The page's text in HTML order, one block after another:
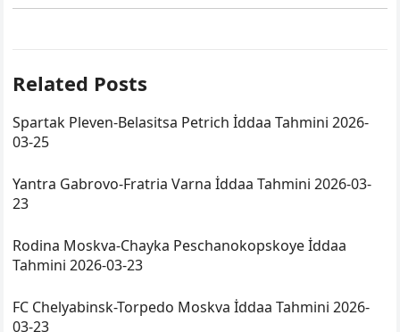
Related Posts
Spartak Pleven-Belasitsa Petrich İddaa Tahmini 2026-
03-25
Yantra Gabrovo-Fratria Varna İddaa Tahmini 2026-03-
23
Rodina Moskva-Chayka Peschanokopskoye İddaa
Tahmini 2026-03-23
FC Chelyabinsk-Torpedo Moskva İddaa Tahmini 2026-
03-23